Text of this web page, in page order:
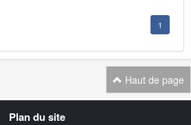
1
Haut de page
Plan du site